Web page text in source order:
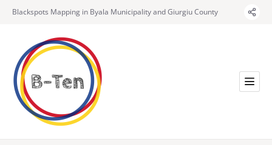
Blackspots Mapping in Byala Municipality and Giurgiu County